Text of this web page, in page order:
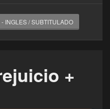
en 1 hora
INGLES / SUBTITULADO
+